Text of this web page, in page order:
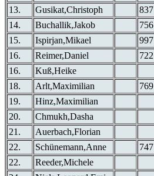
13.
Gusikat,Christoph 837
14.
Buchallik,Jakob 756
15.
Ispirjan,Mikael 997
16.
Reimer,Daniel 722
16.
Kuß,Heike
18.
Arlt,Maximilian 769
19.
Hinz,Maximilian
20.
Chmukh,Dasha
21.
Auerbach,Florian
22.
Schünemann,Anne 747
22.
Reeder,Michele